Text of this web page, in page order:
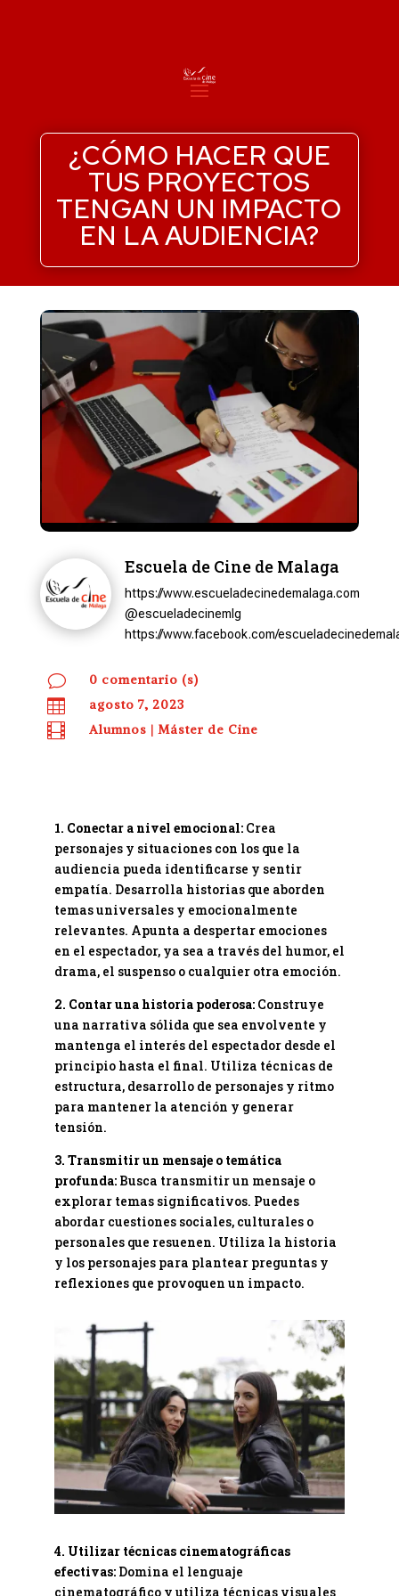
¿CÓMO HACER QUE
TUS PROYECTOS
TENGAN UN IMPACTO
EN LA AUDIENCIA?
Escuela de Cine de Malaga
https://www.escueladecinedemalaga.com
@escueladecinemlg
https://www.facebook.com/
v 0 comentario (s)
 agosto 7, 2023
 Alumnos | Máster de Cine
1. Conectar a nivel emocional:Crea
personajes y situaciones con los que la
audiencia pueda identificarse y sentir
empatía. Desarrolla historias que aborden
temas universales y emocionalmente
relevantes. Apunta a despertar emociones
en el espectador, ya sea a través del humor, el
drama, el suspenso o cualquier otra emoción.
2. Contar una historia poderosa:Construye
una narrativa sólida que sea envolvente y
mantenga el interés del espectador desde el
principio hasta el final. Utiliza técnicas de
estructura, desarrollo de personajes y ritmo
para mantener la atención y generar
tensión.
3. Transmitir un mensaje o temática
profunda:Busca transmitir un mensaje o
explorar temas significativos. Puedes
abordar cuestiones sociales, culturales o
personales que resuenen. Utiliza la historia
y los personajes para plantear preguntas y
reflexiones que provoquen un impacto.
4. Utilizar técnicas cinematográficas
efectivas:Domina el lenguaje
cinematográfico y utiliza técnicas visuales